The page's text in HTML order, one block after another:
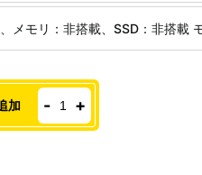
メモリ：非搭載、SSD：非搭載
加 - MAGNUS
ONE
+